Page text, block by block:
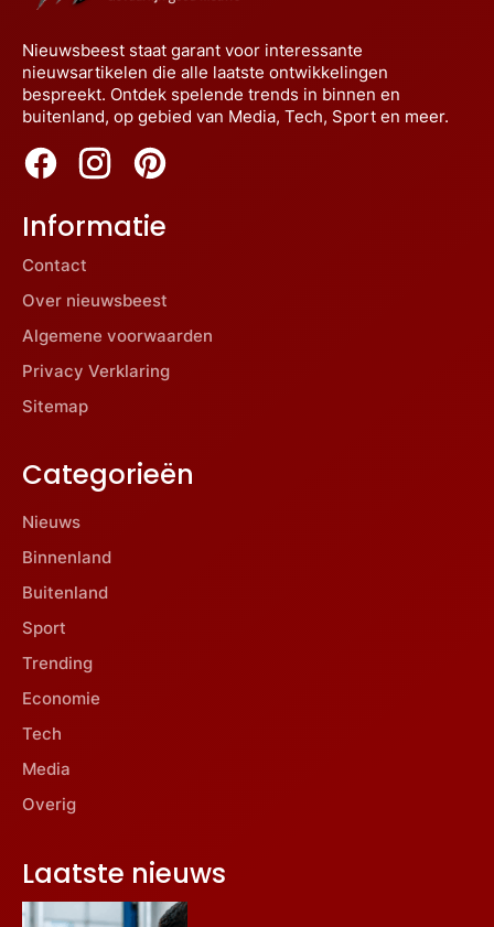
Nieuwsbeest staat garant voor interessante
nieuwsartikelen die alle laatste ontwikkelingen
bespreekt. Ontdek spelende trends in binnen en
buitenland, op gebied van Media, Tech, Sport en meer.
Informatie
Contact
Over nieuwsbeest
Algemene voorwaarden
Privacy Verklaring
Sitemap
Categorieën
Nieuws
Binnenland
Buitenland
Sport
Trending
Economie
Tech
Media
Overig
Laatste nieuws